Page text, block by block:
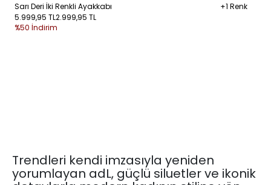
Sarı Deri İki Renkli Ayakkabı
+1 Renk
5.999,95 TL2.999,95 TL
%50 İndirim
Trendleri kendi imzasıyla yeniden
yorumlayan adL, güçlü siluetler ve ikonik